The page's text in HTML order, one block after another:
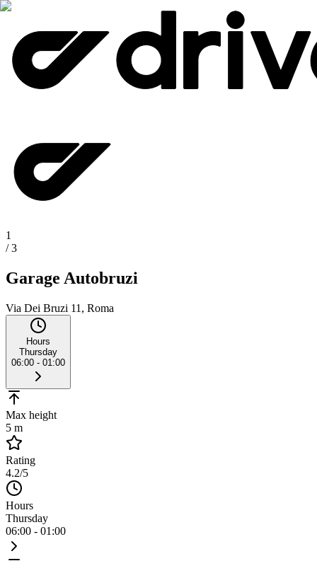
1
/3
Garage Autobruzi
Via Dei Bruzi 11, Roma
Hours
Thursday
06:00 - 01:00
Max height
5 m
Rating
4.2/5
Hours
Thursday
06:00 - 01:00